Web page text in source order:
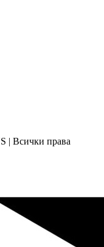
| Всички права